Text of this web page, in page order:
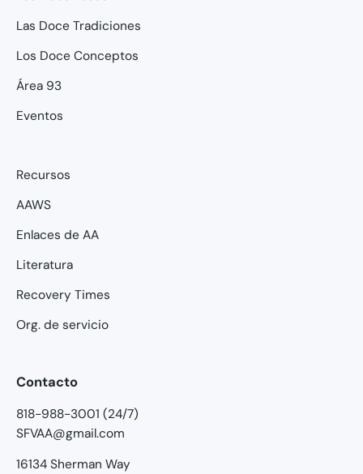
Las Doce Tradiciones
Los Doce Conceptos
Área 93
Eventos
Recursos
AAWS
Enlaces de AA
Literatura
Recovery Times
Org. de servicio
Contacto
818-988-3001 (24/7)
SFVAA@gmail.com
16134 Sherman Way